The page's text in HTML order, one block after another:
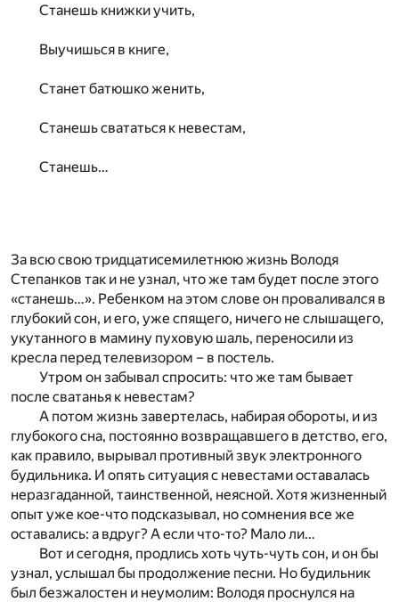
Станешь книжки учить,
Выучишься в книге,
Станет батюшко женить,
Станешь свататься к невестам,
Станешь…
За всю свою тридцатисемилетнюю жизнь Володя
Степанков так и не узнал, что же там будет после этого
«станешь…». Ребенком на этом слове он проваливался в
глубокий сон, и его, уже спящего, ничего не слышащего,
укутанного в мамину пуховую шаль, переносили из
кресла перед телевизором – в постель.
Утром он забывал спросить: что же там бывает
после сватанья к невестам?
А потом жизнь завертелась, набирая обороты, и из
глубокого сна, постоянно возвращавшего в детство, его,
как правило, вырывал противный звук электронного
будильника. И опять ситуация с невестами оставалась
неразгаданной, таинственной, неясной. Хотя жизненный
опыт уже кое-что подсказывал, но сомнения все же
оставались: а вдруг? А если что-то? Мало ли…
Вот и сегодня, продлись хоть чуть-чуть сон, и он бы
узнал, услышал бы продолжение песни. Но будильник
был безжалостен и неумолим: Володя проснулся на